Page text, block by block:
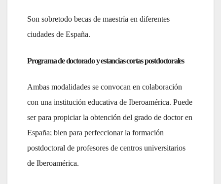
Son sobretodo becas de maestría en diferentes
ciudades de España.
Programa de doctorado y estancias cortas postdoctorales
Ambas modalidades se convocan en colaboración
con una institución educativa de Iberoamérica. Puede
ser para propiciar la obtención del grado de doctor en
España; bien para perfeccionar la formación
postdoctoral de profesores de centros universitarios
de Iberoamérica.